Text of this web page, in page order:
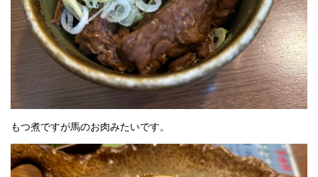
もつ煮ですが馬のお肉みたいです。